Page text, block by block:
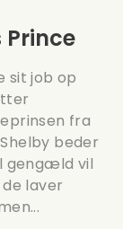
sit job op
fra
beder
gengæld vil
laver